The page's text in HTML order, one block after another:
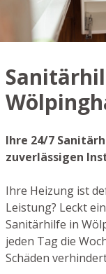
Ihre 24/7
zuverlässigen
Ihre Heizung ist
Leistung? Leckt
Sanitärhilfe in
jeden Tag die
Schäden